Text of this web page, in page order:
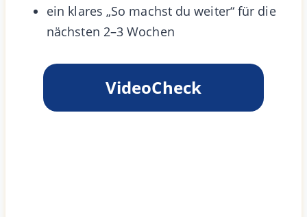
ein klares „So machst du weiter“ für die
nächsten 2–3 Wochen
VideoCheck